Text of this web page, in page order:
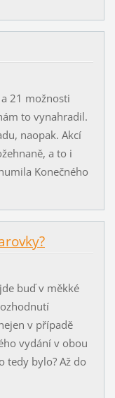
21 možnosti
to vynahradil.
naopak. Akcí
a to i
Konečného
buď v měkké
v případě
vydání v obou
tedy bylo? Až do